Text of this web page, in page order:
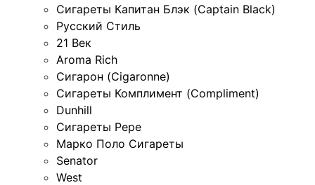
Сигареты Капитан Блэк (Captain Black)
Русский Стиль
21 Век
Aroma Rich
Сигарон (Cigaronne)
Сигареты Комплимент (Compliment)
Dunhill
Сигареты Pepe
Марко Поло Сигареты
Senator
West